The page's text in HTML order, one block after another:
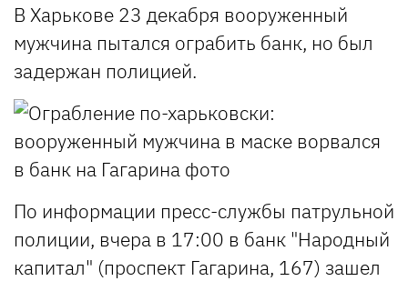
В Харькове 23 декабря вооруженный
мужчина пытался ограбить банк, но был
задержан полицией.
По информации пресс-службы патрульной
полиции, вчера в 17:00 в банк "Народный
капитал" (проспект Гагарина, 167) зашел